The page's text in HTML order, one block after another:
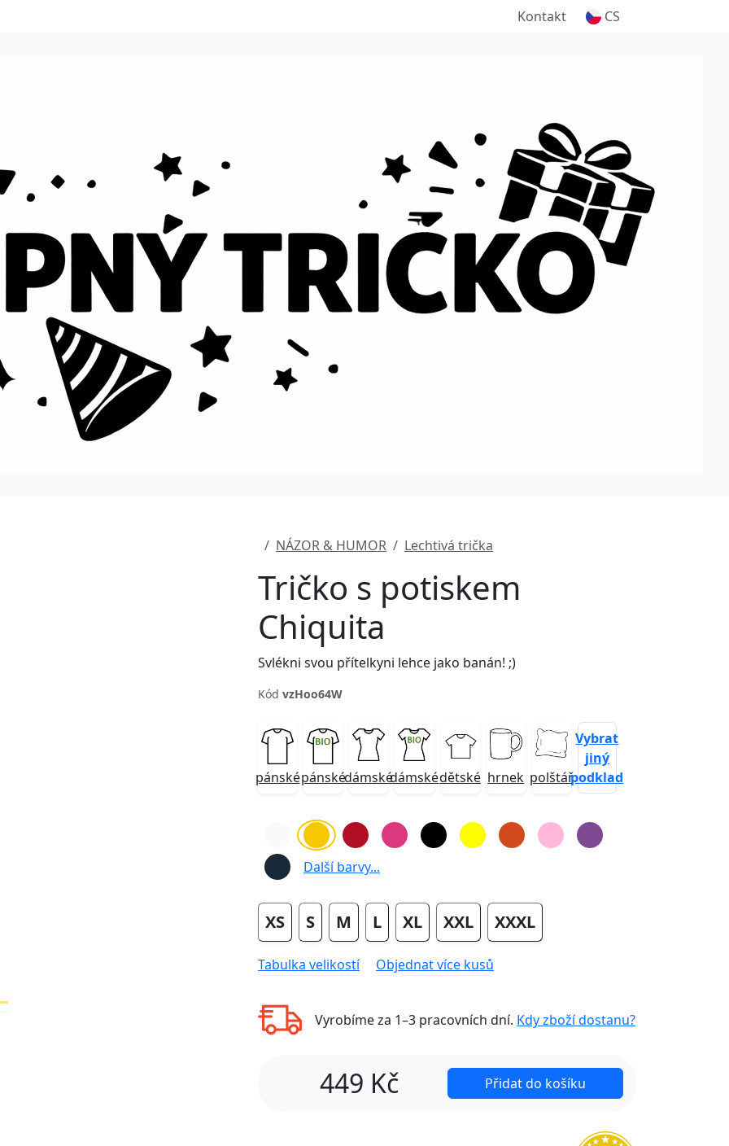
Kontakt CS
NÁZOR & HUMOR Lechtivá trička
Tričko s potiskem
Chiquita
Svlékni svou přítelkyni lehce jako banán! ;)
Kód vzHoo64W
pánsképánskédámskédámskédětské hrnek polštář
Vybrat
jiný
podklad
Další barvy...
XS S M L XL XXL XXXL
Tabulka velikostí Objednat více kusů
Vyrobíme za 1–3 pracovních dní. Kdy zboží dostanu?
449 Kč Přidat do košíku